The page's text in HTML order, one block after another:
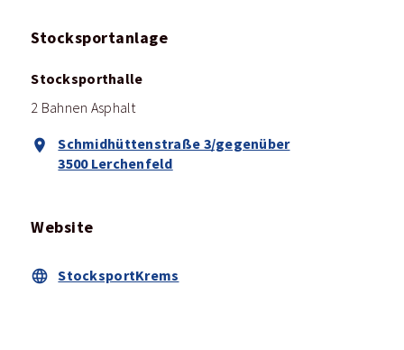
Stocksportanlage
Stocksporthalle
2 Bahnen Asphalt
Schmidhüttenstraße 3/gegenüber
3500 Lerchenfeld
Website
StocksportKrems